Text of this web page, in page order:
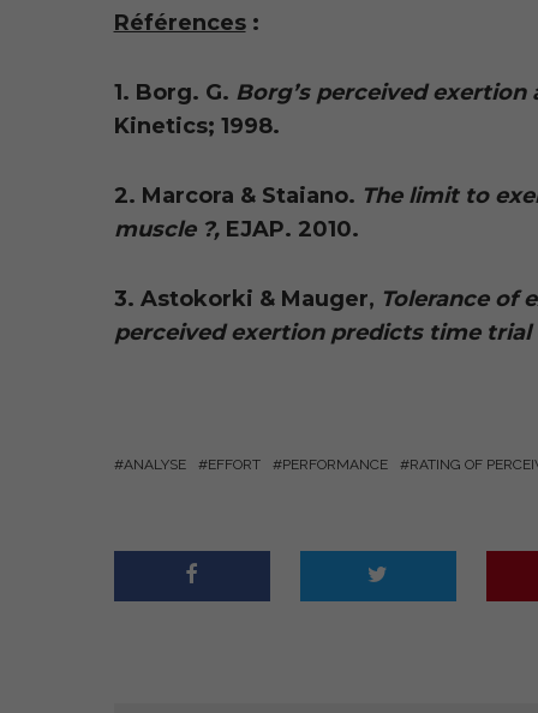
Références:
1. Borg. G. Borg’s perceived exertion
Kinetics; 1998.
2. Marcora & Staiano. The limit to
muscle ?, EJAP. 2010.
3. Astokorki & Mauger, Tolerance of
perceived exertion predicts time
ANALYSE EFFORT PERFORMANCE RATING OF